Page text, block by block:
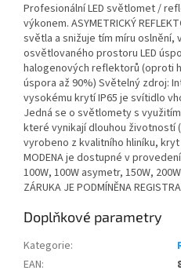
Profesionální LED světlomet /
výkonem. ASYMETRICKÝ
světla a snižuje tím míru oslnění,
osvětlovaného prostoru LED
halogenových reflektorů (oproti
úspora až 90%) Světelný zdroj:
vysokému krytí IP65 je svítidlo
Jedná se o světlomety s
které vynikají dlouhou životností
vyrobeno z kvalitního hliníku,
MODENA je dostupné v
100W, 100W asymetr, 150W,
ZÁRUKA JE PODMÍNĚNA
Doplňkové parametry
Kategorie:
EAN: